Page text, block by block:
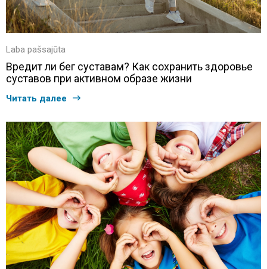
Laba pašsajūta
Вредит ли бег суставам? Как сохранить здоровье
суставов при активном образе жизни
Читать далее